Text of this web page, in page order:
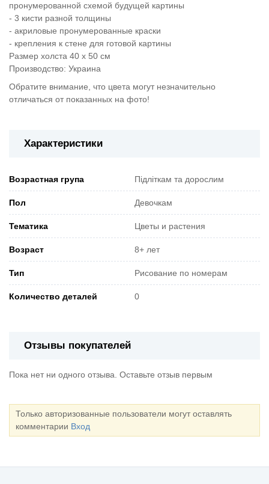
пронумерованной схемой будущей картины
- 3 кисти разной толщины
- акриловые пронумерованные краски
- крепления к стене для готовой картины
Размер холста 40 х 50 см
Производство: Украина
Обратите внимание, что цвета могут незначительно
отличаться от показанных на фото!
Характеристики
Возрастная група Підліткам та дорослим
Пол Девочкам
Тематика Цветы и растения
Возраст 8+ лет
Тип Рисование по номерам
Количество деталей 0
Отзывы покупателей
Пока нет ни одного отзыва. Оставьте отзыв первым
Только авторизованные пользователи могут оставлять
комментарии Вход